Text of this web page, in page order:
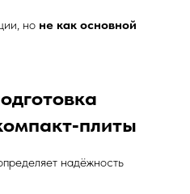
но не как основной
надёжность